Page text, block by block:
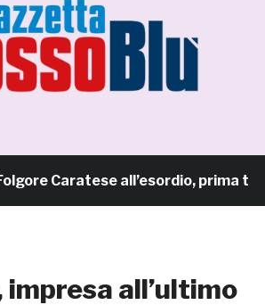
Caratese all’esordio, prima
all’ultimo